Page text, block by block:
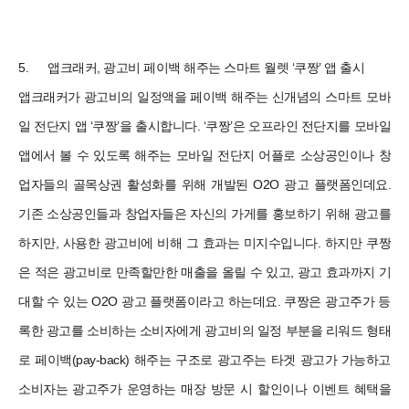
5.
앱크래커, 광고비 페이백 해주는 스마트 월렛 ‘쿠짱’ 앱 출시
앱크래커가 광고비의 일정액을 페이백 해주는 신개념의 스마트 모바
일 전단지 앱 ‘쿠짱’을 출시합니다. ‘쿠짱’은 오프라인 전단지를 모바일
앱에서 볼 수 있도록 해주는 모바일 전단지 어플로 소상공인이나 창
업자들의 골목상권 활성화를 위해 개발된 O2O 광고 플랫폼인데요.
기존 소상공인들과 창업자들은 자신의 가게를 홍보하기 위해 광고를
하지만, 사용한 광고비에 비해 그 효과는 미지수입니다. 하지만 쿠짱
은 적은 광고비로 만족할만한 매출을 올릴 수 있고, 광고 효과까지 기
대할 수 있는 O2O 광고 플랫폼이라고 하는데요. 쿠짱은 광고주가 등
록한 광고를 소비하는 소비자에게 광고비의 일정 부분을 리워드 형태
로 페이백(pay-back) 해주는 구조로 광고주는 타겟 광고가 가능하고
소비자는 광고주가 운영하는 매장 방문 시 할인이나 이벤트 혜택을